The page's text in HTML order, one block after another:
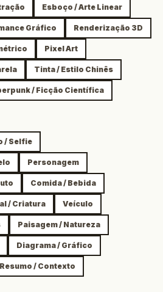
Esboço / Arte Linear
Gráfico Renderização 3D
Pixel Art
Tinta / Estilo Chinês
/ Ficção Científica
/ Selfie
Personagem
Comida / Bebida
/ Criatura Veículo
Paisagem / Natureza
Diagrama / Gráfico
Resumo / Contexto